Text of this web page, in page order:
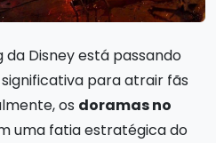
Disney está passando
para atrair fãs
os doramas no
uma fatia estratégica do